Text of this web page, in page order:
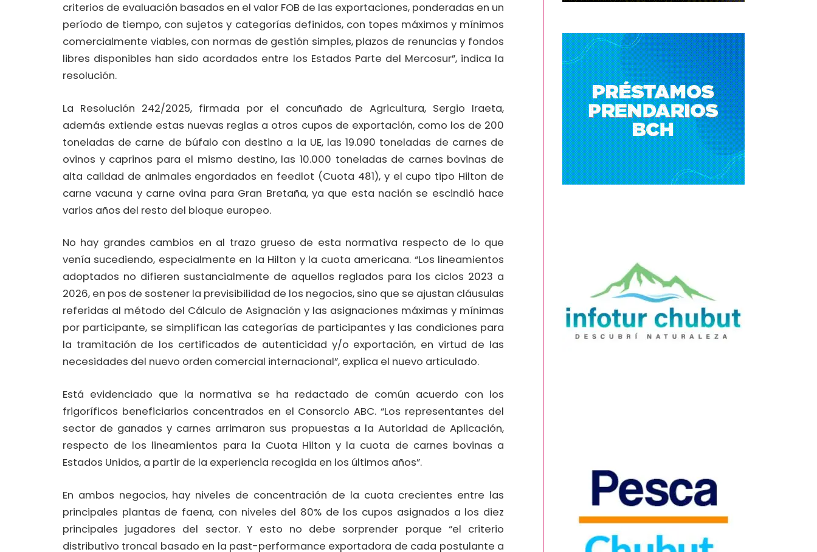
criterios de evaluación basados en el valor FOB de las exportaciones, ponderadas en un
período de tiempo, con sujetos y categorías definidos, con topes máximos y mínimos
comercialmente viables, con normas de gestión simples, plazos de renuncias y fondos
libres disponibles han sido acordados entre los Estados Parte del Mercosur”, indica la
resolución.
La Resolución 242/2025, firmada por el concuñado de Agricultura, Sergio Iraeta,
además extiende estas nuevas reglas a otros cupos de exportación, como los de 200
toneladas de carne de búfalo con destino a la UE, las 19.090 toneladas de carnes de
ovinos y caprinos para el mismo destino, las 10.000 toneladas de carnes bovinas de
alta calidad de animales engordados en feedlot (Cuota 481), y el cupo tipo Hilton de
carne vacuna y carne ovina para Gran Bretaña, ya que esta nación se escindió hace
varios años del resto del bloque europeo.
No hay grandes cambios en al trazo grueso de esta normativa respecto de lo que
venía sucediendo, especialmente en la Hilton y la cuota americana. “Los lineamientos
adoptados no difieren sustancialmente de aquellos reglados para los ciclos 2023 a
2026, en pos de sostener la previsibilidad de los negocios, sino que se ajustan cláusulas
referidas al método del Cálculo de Asignación y las asignaciones máximas y mínimas
por participante, se simplifican las categorías de participantes y las condiciones para
la tramitación de los certificados de autenticidad y/o exportación, en virtud de las
necesidades del nuevo orden comercial internacional”, explica el nuevo articulado.
Está evidenciado que la normativa se ha redactado de común acuerdo con los
frigoríficos beneficiarios concentrados en el Consorcio ABC. “Los representantes del
sector de ganados y carnes arrimaron sus propuestas a la Autoridad de Aplicación,
respecto de los lineamientos para la Cuota Hilton y la cuota de carnes bovinas a
Estados Unidos, a partir de la experiencia recogida en los últimos años”.
En ambos negocios, hay niveles de concentración de la cuota crecientes entre las
principales plantas de faena, con niveles del 80% de los cupos asignados a los diez
principales jugadores del sector. Y esto no debe sorprender porque “el criterio
distributivo troncal basado en la past-performance exportadora de cada postulante a